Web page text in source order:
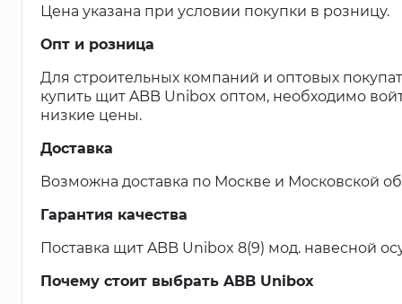
Цена указана при условии покупки в розницу.
Опт и розница
Для строительных компаний и оптовых
купить щит ABB Unibox оптом, необходимо
низкие цены.
Доставка
Возможна доставка по Москве и Московской
Гарантия качества
Поставка щит ABB Unibox 8(9) мод. навесной
Почему стоит выбрать ABB Unibox